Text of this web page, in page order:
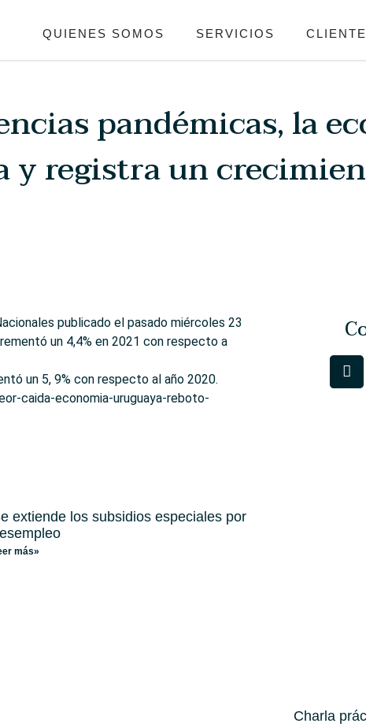
QUIENES SOMOS SERVICIOS
pandémicas, la
y registra un
publicado el pasado miércoles 23
un 4,4% en 2021 con respecto a
un 5, 9% con respecto al año 2020.
caida-economia-uruguaya-reboto-
extiende los subsidios especiales por
más»
Charla